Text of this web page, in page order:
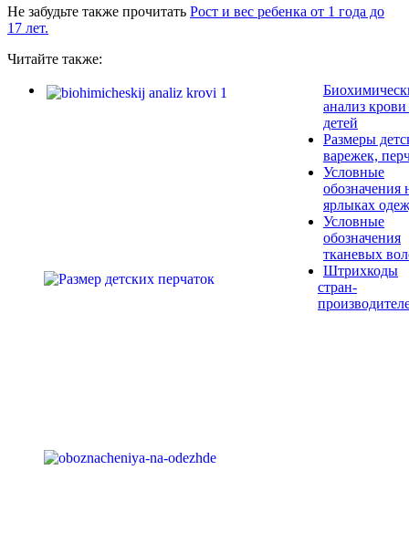
Не забудьте также прочитать Рост и вес ребенка от 1 года до
17 лет.
Читайте также:
анализ крови
детей
Размеры
варежек,
Условные
обозначения
ярлыках
Условные
обозначения
тканевых
Штрихкоды
стран-